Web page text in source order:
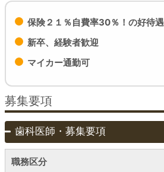
保険２１％自費率30％！の好待遇
新卒、経験者歓迎
マイカー通勤可
募集要項
歯科医師・募集要項
職務区分